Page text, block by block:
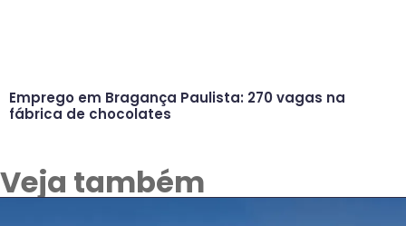
Emprego em Bragança Paulista: 270 vagas na
fábrica de chocolates
Veja também